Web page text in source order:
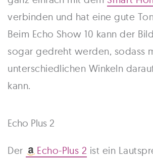
verbinden und hat eine gute
Beim Echo Show 10 kann der
sogar gedreht werden, sodass
unterschiedlichen Winkeln
kann.
Echo Plus 2
Der Echo-Plus 2 ist ein